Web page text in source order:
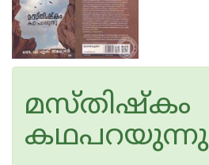
മസ്തിഷ്കം
കഥപറയുന്നു